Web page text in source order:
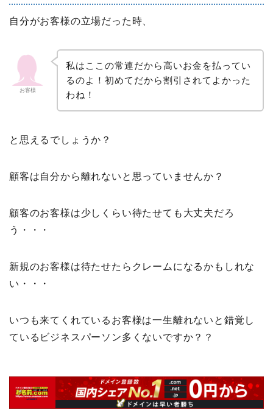
自分がお客様の立場だった時、
お客様
私はここの常連だから高いお金を払ってい
るのよ！初めてだから割引されてよかった
わね！
と思えるでしょうか？
顧客は自分から離れないと思っていませんか？
顧客のお客様は少しくらい待たせても大丈夫だろ
う・・・
新規のお客様は待たせたらクレームになるかもしれな
い・・・
いつも来てくれているお客様は一生離れないと錯覚し
ているビジネスパーソン多くないですか？？